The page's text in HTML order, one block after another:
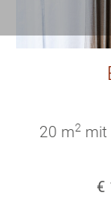
20 m2mit
€